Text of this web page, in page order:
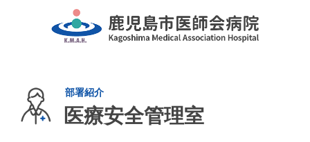
医療安全管理室